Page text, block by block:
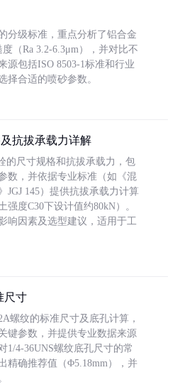
分级标准，重点分析了铝合金
（Ra 3.2-6.3μm），并对比不
源包括ISO 8503-1标准和行业
择合适的喷砂参数。
抗拔承载力详解
的尺寸规格和抗拔承载力，包
数，并依据专业标准（如《混
JGJ 145）提供抗拔承载力计算
度C30下设计值约80kN）。
响因素及选型建议，适用于工
尺寸
螺纹的标准尺寸及底孔计算，
键参数，并提供专业数据来源
1/4-36UNS螺纹底孔尺寸的常
精确推荐值（Φ5.18mm），并